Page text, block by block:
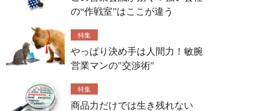
の“作戦室”はここが違う
特集
やっぱり決め手は人間力！敏腕
営業マンの"交渉術"
特集
商品力だけでは生き残れない